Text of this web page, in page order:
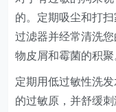
的。定期吸尘和打
过滤器并经常清洗
物皮屑和霉菌的积聚
定期用低过敏性洗
的过敏原，并舒缓